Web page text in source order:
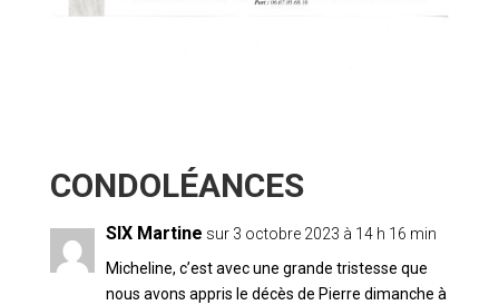
SIX Martine sur 3 octobre 2023 à 14 h 16 min
Micheline, c’est avec une grande tristesse que
nous avons appris le décès de Pierre dimanche à